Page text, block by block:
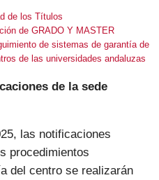
de los Títulos
de GRADO Y MASTER
de sistemas de garantía de
de las universidades andaluzas
de la sede
las notificaciones
procedimientos
del centro se realizarán